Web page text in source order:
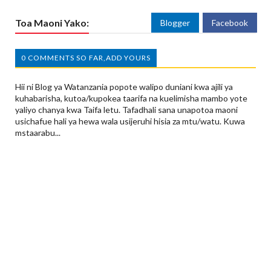
Toa Maoni Yako: Blogger Facebook
0 COMMENTS SO FAR,ADD YOURS
Hii ni Blog ya Watanzania popote walipo duniani kwa ajili ya
kuhabarisha, kutoa/kupokea taarifa na kuelimisha mambo yote
yaliyo chanya kwa Taifa letu. Tafadhali sana unapotoa maoni
usichafue hali ya hewa wala usijeruhi hisia za mtu/watu. Kuwa
mstaarabu...